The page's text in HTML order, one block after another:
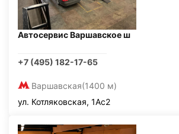
Автосервис Варшавское ш
+7 (495) 182-17-65
Варшавская(1400 м)
ул. Котляковская, 1Ас2